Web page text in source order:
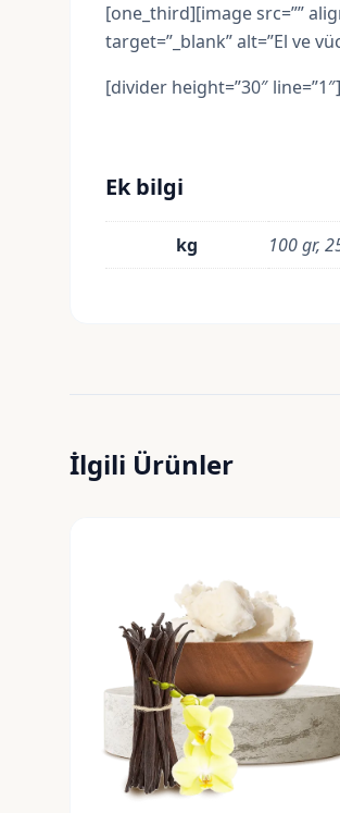
[one_third][image src=””
target=”_blank” alt=”El ve
[divider height=”30″ line=”1″]
Ek bilgi
kg 100 gr,
İlgili Ürünler